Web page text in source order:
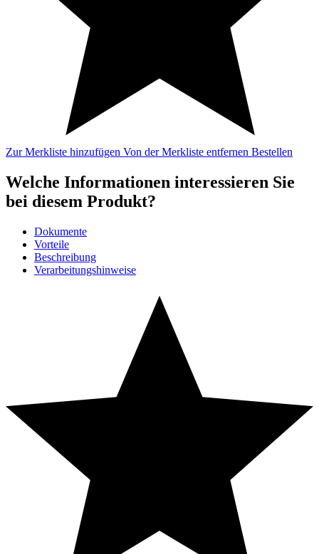
Zur Merkliste hinzufügen Von der Merkliste entfernen Bestellen
Welche Informationen interessieren Sie
bei diesem Produkt?
Dokumente
Vorteile
Beschreibung
Verarbeitungshinweise